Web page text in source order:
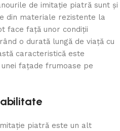
de imitație piatră sunt și
din materiale rezistente la
face față unor condiții
o durată lungă de viață cu
caracteristică este
fațade frumoase pe
piatră este un alt